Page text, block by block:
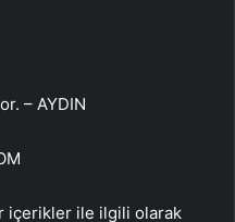
– AYDIN
içerikler ile ilgili olarak